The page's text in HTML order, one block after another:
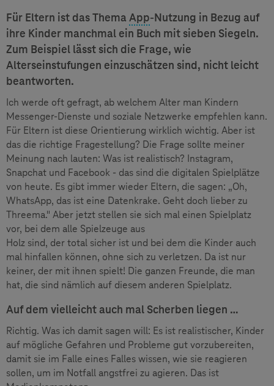
Für Eltern ist das Thema App-Nutzung in Bezug auf
ihre Kinder manchmal ein Buch mit sieben Siegeln.
Zum Beispiel lässt sich die Frage, wie
Alterseinstufungen einzuschätzen sind, nicht leicht
beantworten.
Ich werde oft gefragt, ab welchem Alter man Kindern
Messenger-Dienste und soziale Netzwerke empfehlen kann.
Für Eltern ist diese Orientierung wirklich wichtig. Aber ist
das die richtige Fragestellung? Die Frage sollte meiner
Meinung nach lauten: Was ist realistisch? Instagram,
Snapchat und Facebook - das sind die digitalen Spielplätze
von heute. Es gibt immer wieder Eltern, die sagen: „Oh,
WhatsApp, das ist eine Datenkrake. Geht doch lieber zu
Threema." Aber jetzt stellen sie sich mal einen Spielplatz
vor, bei dem alle Spielzeuge aus
Holz sind, der total sicher ist und bei dem die Kinder auch
mal hinfallen können, ohne sich zu verletzen. Da ist nur
keiner, der mit ihnen spielt! Die ganzen Freunde, die man
hat, die sind nämlich auf diesem anderen Spielplatz.
Auf dem vielleicht auch mal Scherben liegen …
Richtig. Was ich damit sagen will: Es ist realistischer, Kinder
auf mögliche Gefahren und Probleme gut vorzubereiten,
damit sie im Falle eines Falles wissen, wie sie reagieren
sollen, um im Notfall angstfrei zu agieren. Das ist